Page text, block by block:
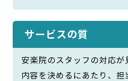
サービスの質
安楽院のスタッフの対応が
内容を決めるにあたり、担